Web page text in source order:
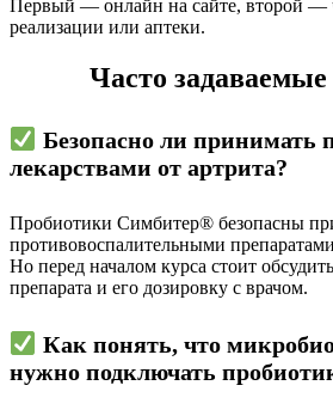
Первый — онлайн на сайте, второй —
реализации или аптеки.
Часто
Безопасно ли принимать
лекарствами от артрита?
Пробиотики Симбитер® безопасны
противовоспалительными
Но перед началом курса стоит
препарата и его дозировку с врачом.
Как понять, что
нужно подключать